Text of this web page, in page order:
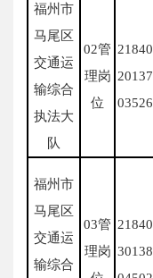
福州市
马尾区
交通运
输综合
执法大
队
02管
理岗
位
21840
20137
03526
福州市
马尾区
交通运
输综合
03管
理岗
21840
30138